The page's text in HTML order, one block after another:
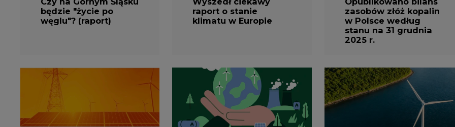
węglu"? (raport)
klimatu w Europie
w Polsce według
stanu na 31 grudnia
2025 r.
2026-06-08 07:00 2026-05-23 16:00